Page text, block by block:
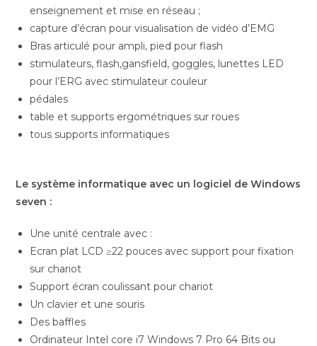
enseignement et mise en réseau ;
capture d’écran pour visualisation de vidéo d’EMG
Bras articulé pour ampli, pied pour flash
stimulateurs, flash,gansfield, goggles, lunettes LED
pour l’ERG avec stimulateur couleur
pédales
table et supports ergométriques sur roues
tous supports informatiques
Le système informatique avec un logiciel de Windows
seven :
Une unité centrale avec :
Ecran plat LCD ≥22 pouces avec support pour fixation
sur chariot
Support écran coulissant pour chariot
Un clavier et une souris
Des baffles
Ordinateur Intel core i7 Windows 7 Pro 64 Bits ou